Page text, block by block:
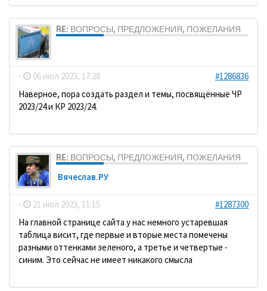
RE: ВОПРОСЫ, ПРЕДЛОЖЕНИЯ, ПОЖЕЛАНИЯ
- 06 июл 2023, 17:28
#1286836
Наверное, пора создать раздел и темы, посвящённые ЧР
2023/24 и КР 2023/24.
RE: ВОПРОСЫ, ПРЕДЛОЖЕНИЯ, ПОЖЕЛАНИЯ
Вячеслав.РУ
- 21 июл 2023, 11:15
#1287300
На главной странице сайта у нас немного устаревшая
таблица висит, где первые и вторые места помечены
разными оттенками зеленого, а третье и четвертые -
синим. Это сейчас не имеет никакого смысла